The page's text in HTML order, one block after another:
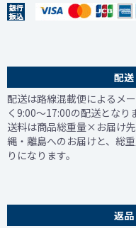
配
配送は路線混載便によるメ
く9:00～17:00の配送となり
送料は商品総重量×お届け
縄・離島へのお届けと、総
りになります。
返